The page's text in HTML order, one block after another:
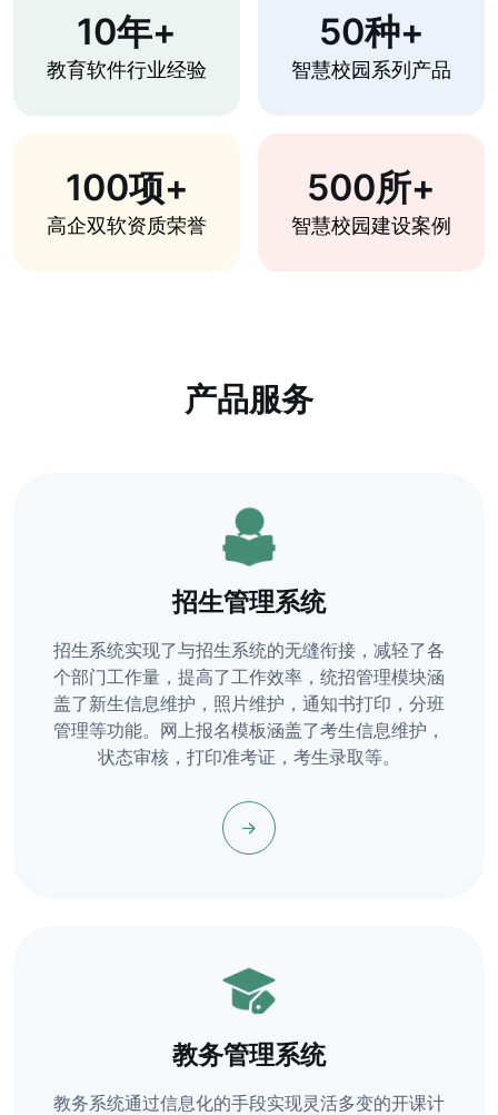
10年+
教育软件行业经验
50种+
智慧校园系列产品
100项+
高企双软资质荣誉
500所+
智慧校园建设案例
产品服务
招生管理系统
招生系统实现了与招生系统的无缝衔接，减轻了各
个部门工作量，提高了工作效率，统招管理模块涵
盖了新生信息维护，照片维护，通知书打印，分班
管理等功能。网上报名模板涵盖了考生信息维护，
状态审核，打印准考证，考生录取等。
教务管理系统
教务系统通过信息化的手段实现灵活多变的开课计